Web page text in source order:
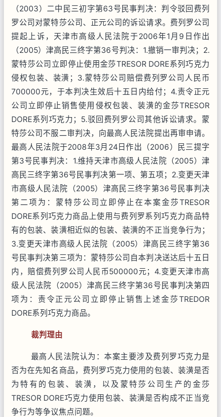
（2003）二中民三初字第63号民事判决：判令驳回费列
罗公司对蒙特莎公司、正元公司的诉讼请求。费列罗公司
提起上诉，天津市高级人民法院于2006年1月 9 日作出
（2005）津高民三终字第36号判决： 1.撤销一审判决； 2.
蒙特莎公司立即停止使用金莎TRESOR DORE系列巧克力
侵权包装、装潢； 3.蒙特莎公司赔偿费列罗公司人民币
700000元，于本判决生效后十五日内给付； 4.责令正元
公司立即停止销售使用侵权包装、装潢的金莎TRESOR
DORE系列巧克力； 5.驳回费列罗公司其他诉讼请求。蒙
特莎公司不服二审判决，向最高人民法院提出再审申请。
最高人民法院于2008年3月 24 日作出（2006）民三提字
第3号民事判决： 1.维持天津市高级人民法院（2005）津
高民三终字第36号民事判决第一项、第五项； 2.变更天津
市高级人民法院（2005）津高民三终字第36号民事判决
第二项为：蒙特莎公司立即停止在本案金莎TRESOR
DORE系列巧克力商品上使用与费列罗系列巧克力商品特
有的包装、装潢相近似的包装、装潢的不正当竞争行为；
3.变更天津市高级人民法院（2005）津高民三终字第36
号民事判决第三项为：蒙特莎公司自本判决送达后十五日
内，赔偿费列罗公司人民币500000元； 4.变更天津市高
级人民法院（2005）津高民三终字第36号民事判决第四
项为：责令正元公司立即停止销售上述金莎TREDOR
DORE系列巧克力商品。
裁判理由
最高人民法院认为：本案主要涉及费列罗巧克力是
否为在先知名商品，费列罗巧克力使用的包装、装潢是否
为特有的包装、装潢，以及蒙特莎公司生产的金莎
TRESOR DORE巧克力使用包装、装潢是否构成不正当竞
争行为等争议焦点问题。